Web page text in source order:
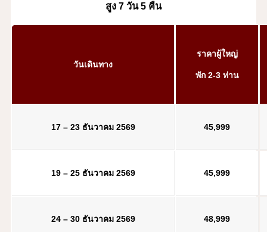
สูง 7 วัน 5 คืน
วันเดินทาง
ราคาผู้ใหญ่
พัก 2-3 ท่าน
17 – 23 ธันวาคม 2569 45,999
19 – 25 ธันวาคม 2569 45,999
24 – 30 ธันวาคม 2569 48,999